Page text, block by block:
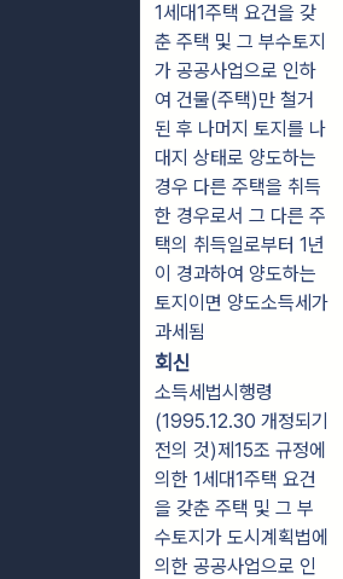
1세대1주택 요건을 갖
춘 주택 및 그 부수토지
가 공공사업으로 인하
여 건물(주택)만 철거
된 후 나머지 토지를 나
대지 상태로 양도하는
경우 다른 주택을 취득
한 경우로서 그 다른 주
택의 취득일로부터 1년
이 경과하여 양도하는
토지이면 양도소득세가
과세됨
회신
소득세법시행령
(1995.12.30 개정되기
전의 것)제15조 규정에
의한 1세대1주택 요건
을 갖춘 주택 및 그 부
수토지가 도시계획법에
의한 공공사업으로 인